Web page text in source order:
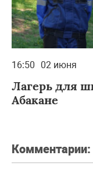
16:50 02 июня
Лагерь для
Абакане
Комментарии: